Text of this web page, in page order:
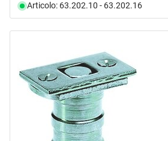
Articolo: 63.202.10 - 63.202.16